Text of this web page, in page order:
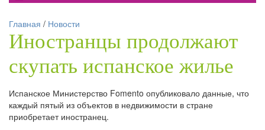
Главная / Новости
Иностранцы продолжают
скупать испанское жилье
Испанское Министерство Fomento опубликовало данные, что
каждый пятый из объектов в недвижимости в стране
приобретает иностранец.